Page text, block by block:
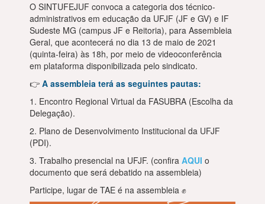
O SINTUFEJUF convoca a categoria dos técnico-
administrativos em educação da UFJF (JF e GV) e IF
Sudeste MG (campus JF e Reitoria), para Assembleia
Geral, que acontecerá no dia 13 de maio de 2021
(quinta-feira) às 18h, por meio de videoconferência
em plataforma disponibilizada pelo sindicato.
👉 A assembleia terá as seguintes pautas:
1. Encontro Regional Virtual da FASUBRA (Escolha da
Delegação).
2. Plano de Desenvolvimento Institucional da UFJF
(PDI).
3. Trabalho presencial na UFJF. (confira AQUI o
documento que será debatido na assembleia)
Participe, lugar de TAE é na assembleia ✊